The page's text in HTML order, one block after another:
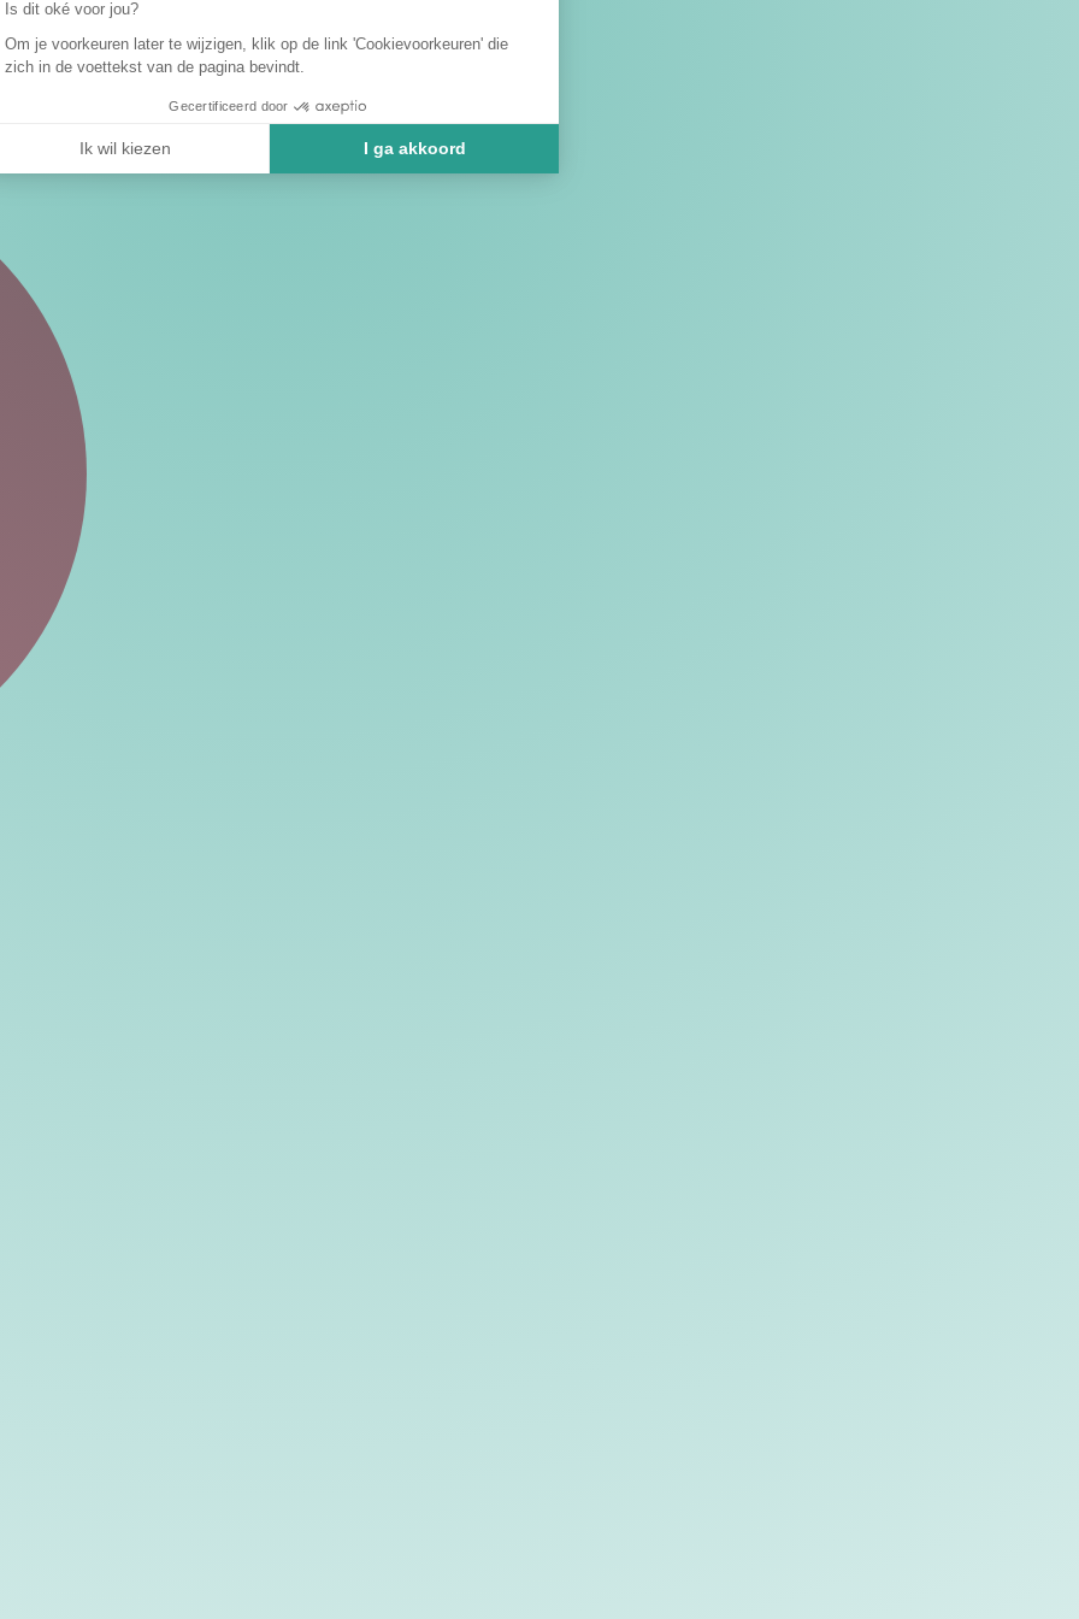
Is dit oké voor jou?
Om je voorkeuren later te wijzigen, klik op de link 'Cookievoorkeuren' die
zich in de voettekst van de pagina bevindt.
Gecertificeerd door
Ik wil kiezen I ga akkoord